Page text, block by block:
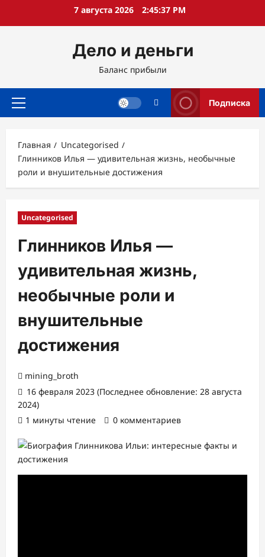
7 августа 2026 2:45:38 PM
Дело и деньги
Баланс прибыли
Основное
Подписка
Главная
Uncategorised
Глинников Илья — удивительная жизнь, необычные
роли и внушительные достижения
Uncategorised
Глинников Илья —
удивительная жизнь,
необычные роли и
внушительные
достижения
mining_broth
16 февраля 2023 (Последнее обновление: 28 августа
2024)
1 минуты чтение
0 комментариев